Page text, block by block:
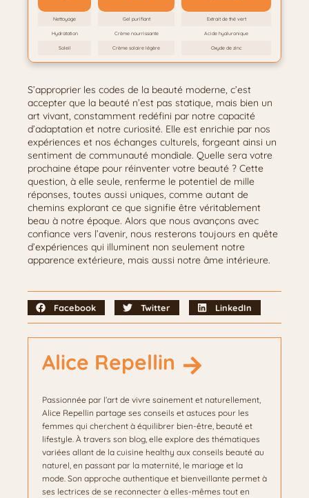
Nettoyage Gel purifiant Extrait de thé vert
Hydratation Crème nourrissante Acide hyaluronique
Soleil Crème solaire légère Oxyde de zinc
S’approprier les codes de la beauté moderne, c’est
accepter que la beauté n’est pas statique, mais bien un
art vivant, constamment redéfini par notre capacité
d’adaptation et notre curiosité. Elle est enrichie par nos
expériences et nos échanges culturels, forgeant ainsi un
sentiment de communauté mondiale. Quelle sera votre
prochaine étape pour réinventer votre beauté ? Cette
question, à elle seule, renferme le potentiel de mille
réponses, toutes aussi uniques, comme autant de
chemins explorant ce que signifie être véritablement
beau à notre époque. Alors que nous avançons avec
confiance vers l’avenir, nous resterons toujours en quête
d’expériences qui illuminent non seulement notre
apparence extérieure, mais aussi notre âme intérieure.
Facebook Twitter LinkedIn
Alice Repellin
Passionnée par l’art de vivre sainement et naturellement,
Alice Repellin partage ses conseils et astuces pour les
femmes qui cherchent à équilibrer bien-être, beauté et
lifestyle. À travers son blog, elle explore des thématiques
variées allant de la cuisine healthy aux conseils beauté au
naturel, en passant par la maternité, le mariage et la
mode. Son approche authentique et bienveillante permet à
ses lectrices de se reconnecter à elles-mêmes tout en